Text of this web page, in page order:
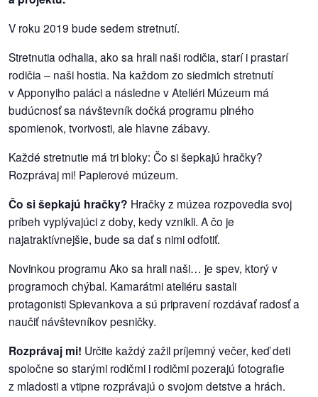
vychádzky
výstavy
o
nás
podporte
nás
podporili
nás
autorské
kontaktujte
nás
V roku 2019 bude sedem stretnutí.
Stretnutia odhalia, ako sa hrali naši rodičia, starí i prastarí
rodičia – naši hostia. Na každom zo siedmich stretnutí
v Apponyiho paláci a následne v Ateliéri Múzeum má
budúcnosť sa návštevník dočká programu plného
spomienok, tvorivosti, ale hlavne zábavy.
Každé stretnutie má tri bloky: Čo si šepkajú hračky?
Rozprávaj mi! Papierové múzeum.
Čo si šepkajú hračky? Hračky z múzea rozpovedia svoj
príbeh vyplývajúci z doby, kedy vznikli. A čo je
najatraktívnejšie, bude sa dať s nimi odfotiť.
Novinkou programu Ako sa hrali naši… je spev, ktorý v
programoch chýbal. Kamarátmi ateliéru sastali
protagonisti Spievankova a sú pripravení rozdávať radosť a
naučiť návštevníkov pesničky.
Rozprávaj mi! Určite každý zažil príjemný večer, keď deti
spoločne so starými rodičmi i rodičmi pozerajú fotografie
z mladosti a vtipne rozprávajú o svojom detstve a hrách.